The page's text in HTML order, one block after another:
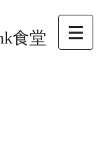
食堂